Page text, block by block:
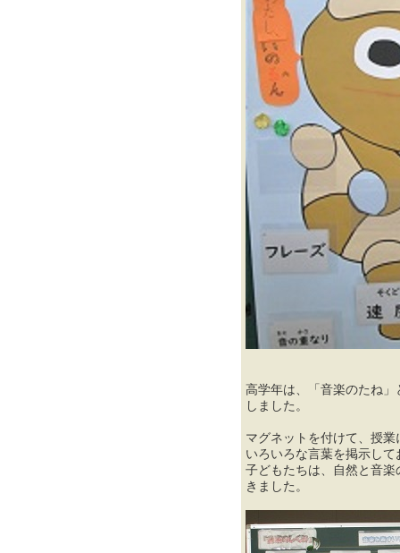
高学年は、「音楽のたね
しました。
マグネットを付けて、授
いろいろな言葉を掲示して
子どもたちは、自然と音
きました。